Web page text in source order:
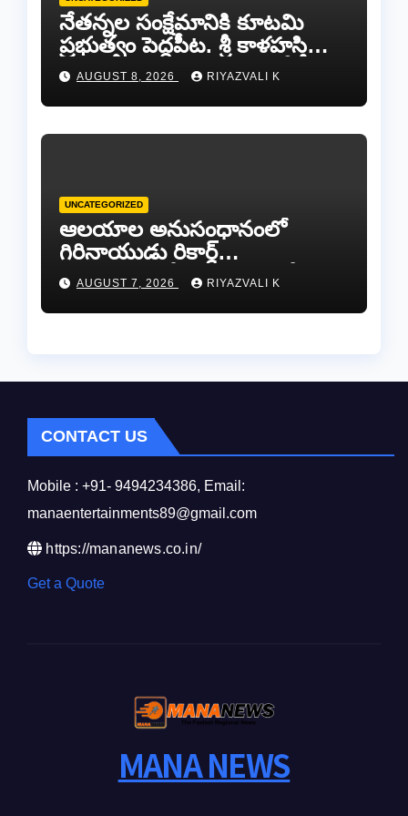
నేతన్నల సంక్షేమానికి కూటమి
ప్రభుత్వం పెద్దపీట. శ్రీ కాళహస్తి
ఎమ్మెల్యే బొజ్జల వెంకట సుధీర్ రెడ్డి.
AUGUST 8, 2026 RIYAZVALI K
UNCATEGORIZED
ఆలయాల అనుసంధానంలో
గిరినాయుడు రికార్డ్
దారినేర్పరి..రోడ్డు నిర్మాణంతో పాటు
గోవుల సంరక్షణకు ప్రాణప్రతిష్ఠ!..
AUGUST 7, 2026 RIYAZVALI K
CONTACT US
Mobile : +91- 9494234386, Email:
manaentertainments89@gmail.com
https://mananews.co.in/
Get a Quote
MANA NEWS